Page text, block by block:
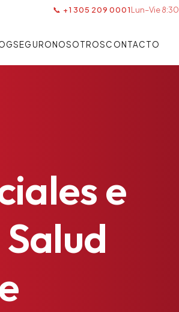
📞 +1 305 209 0001Lun–Vie
SEGURONOSOTROSCONTACTO
e
Salud